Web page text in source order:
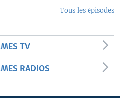
Tous les épisodes
TV
RADIOS